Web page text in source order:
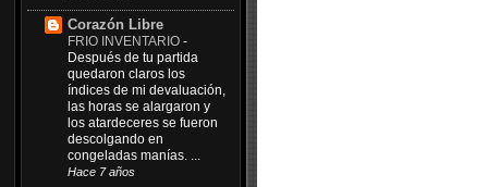
Corazón Libre
FRIO INVENTARIO -
Después de tu partida
quedaron claros los
índices de mi devaluación,
las horas se alargaron y
los atardeceres se fueron
descolgando en
congeladas manías. ...
Hace 7 años